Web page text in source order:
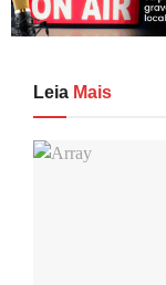
Leia Mais